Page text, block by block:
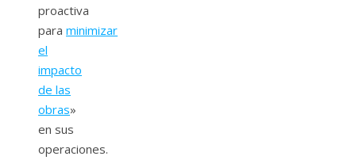
proactiva
para minimizar
el
impacto
de las
obras»
en sus
operaciones.